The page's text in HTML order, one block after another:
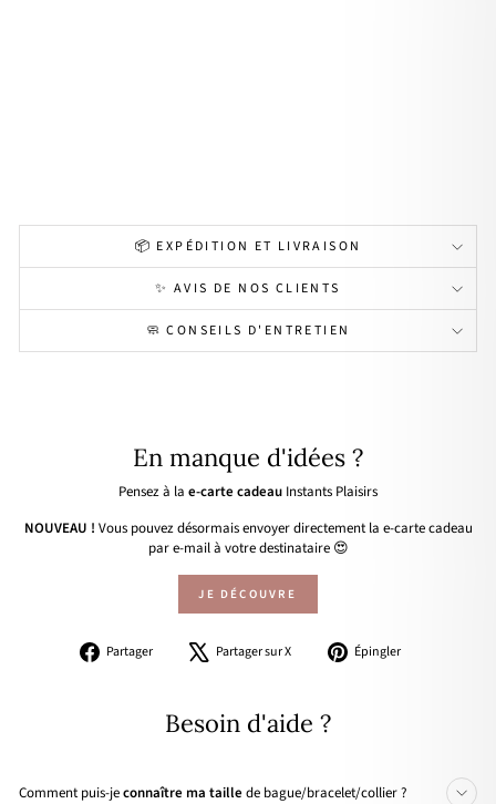
📦 EXPÉDITION ET LIVRAISON
✨ AVIS DE NOS CLIENTS
🧼 CONSEILS D'ENTRETIEN
En manque d'idées ?
Pensez à la e-carte cadeau Instants Plaisirs
NOUVEAU ! Vous pouvez désormais envoyer directement la e-carte cadeau
par e-mail à votre destinataire 😍
JE DÉCOUVRE
Partager
PartagerPartager sur X
Tweeter Épingler
Besoin d'aide ?
Comment puis-jeconnaître ma taille de bague/bracelet/collier ?